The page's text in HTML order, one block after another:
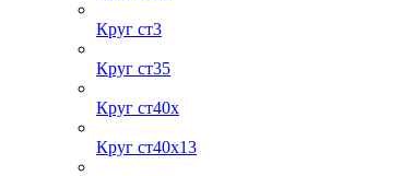
Круг ст3
Круг ст35
Круг ст40х
Круг ст40х13